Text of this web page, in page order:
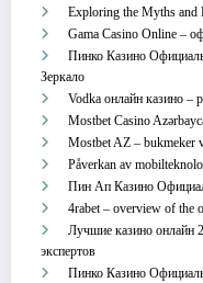
Exploring the Myths and
Gama Casino Online –
Пинко Казино
Зеркало
Vodka онлайн казино –
Mostbet Casino
Mostbet AZ – bukmeker
Påverkan av
Пин Ап Казино
4rabet – overview of the
Лучшие казино онлайн
экспертов
Пинко Казино